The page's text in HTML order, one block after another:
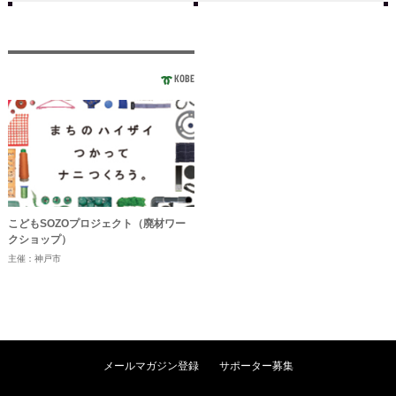
KOBE
こどもSOZOプロジェクト（廃材ワー
クショップ）
主催：神戸市
メールマガジン登録 サポーター募集